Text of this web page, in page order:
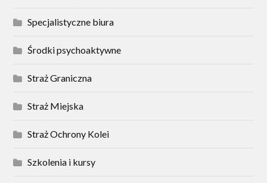
Specjalistyczne biura
Środki psychoaktywne
Straż Graniczna
Straż Miejska
Straż Ochrony Kolei
Szkolenia i kursy